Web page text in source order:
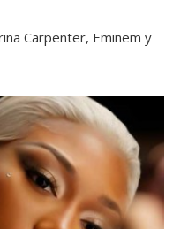
Carpenter, Eminem y